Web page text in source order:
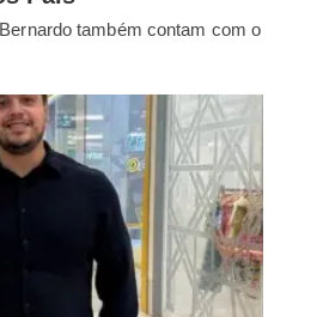
também contam com o